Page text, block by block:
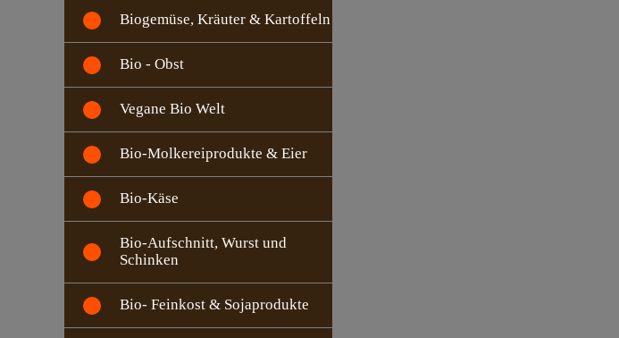
Biogemüse, Kräuter & Kartoffeln
Bio - Obst
Vegane Bio Welt
Bio-Molkereiprodukte & Eier
Bio-Käse
Bio-Aufschnitt, Wurst und
Schinken
Bio- Feinkost & Sojaprodukte